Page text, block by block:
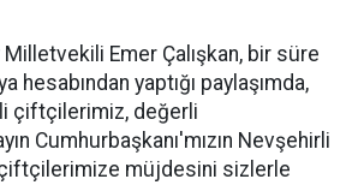
Emer Çalışkan, bir süre
hesabından yaptığı paylaşımda,
çiftçilerimiz, değerli
Cumhurbaşkanı'mızın Nevşehirli
müjdesini sizlerle